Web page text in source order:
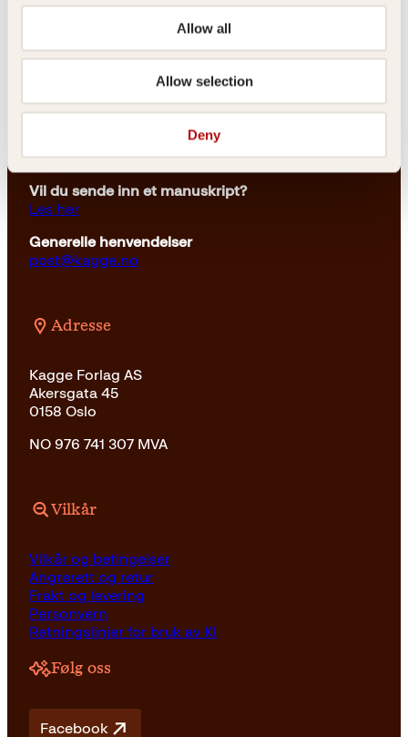
Allow all
Allow selection
Deny
Kontakt oss
Kundeservice nettbutikk
23 11 82 80
Vil du sende inn et manuskript?
Les her
Generelle henvendelser
post@kagge.no
Adresse
Kagge Forlag AS
Akersgata 45
0158 Oslo
NO 976 741 307 MVA
Vilkår
Vilkår og betingelser
Angrerett og retur
Frakt og levering
Personvern
Retningslinjer for bruk av KI
Følg oss
Facebook